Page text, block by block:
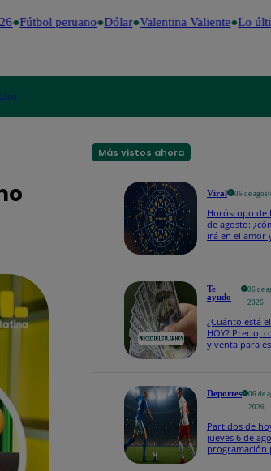
Fútbol peruano Dólar Valentina Valiente Lo
Más vistos ahora
Viral 06 de
Horóscopo de
de agosto:
irá en el amor
Te
ayudo
06 de
2026
¿Cuánto está
HOY? Precio,
y venta para
Deportes
06 de
2026
Partidos de
jueves 6 de
programación